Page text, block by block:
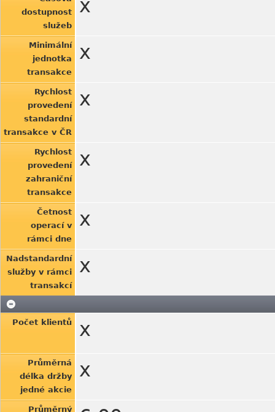
dostupnost
služeb
x
Minimální
jednotka
transakce
x
Rychlost
provedení
standardní
transakce v ČR
x
Rychlost
provedení
zahraniční
transakce
x
Četnost
operací v
rámci dne
x
Nadstandardní
služby v rámci
transakcí
x
Počet klientů x
Průměrná
délka držby
jedné akcie
x
Průměrný